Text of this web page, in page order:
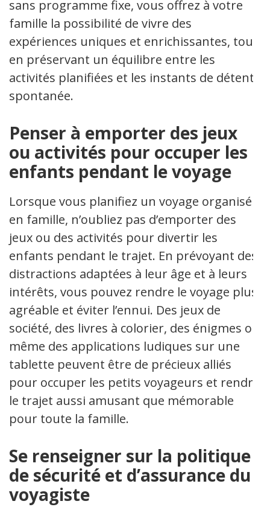
sans programme fixe, vous offrez à votre
famille la possibilité de vivre des
expériences uniques et enrichissantes, tout
en préservant un équilibre entre les
activités planifiées et les instants de détente
spontanée.
Penser à emporter des jeux
ou activités pour occuper les
enfants pendant le voyage
Lorsque vous planifiez un voyage organisé
en famille, n’oubliez pas d’emporter des
jeux ou des activités pour divertir les
enfants pendant le trajet. En prévoyant des
distractions adaptées à leur âge et à leurs
intérêts, vous pouvez rendre le voyage plus
agréable et éviter l’ennui. Des jeux de
société, des livres à colorier, des énigmes ou
même des applications ludiques sur une
tablette peuvent être de précieux alliés
pour occuper les petits voyageurs et rendre
le trajet aussi amusant que mémorable
pour toute la famille.
Se renseigner sur la politique
de sécurité et d’assurance du
voyagiste